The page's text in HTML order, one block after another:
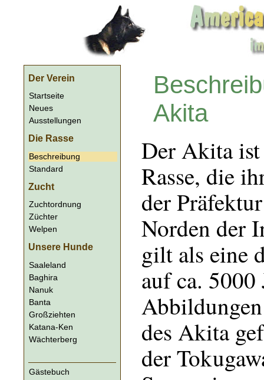
American Akita Club
Akita
Der Akita ist
Rasse, die
der
Norden der
gilt als eine
auf ca. 5000
des Akita
der
Der Verein
Startseite
Neues
Ausstellungen
Die Rasse
Beschreibung
Standard
Zucht
Zuchtordnung
Züchter
Welpen
Unsere Hunde
Saaleland
Baghira
Nanuk
Banta
Großziehten
Katana-Ken
Wächterberg
Gästebuch